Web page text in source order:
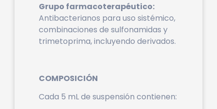
Grupo farmacoterapéutico:
Antibacterianos para uso sistémico,
combinaciones de sulfonamidas y
trimetoprima, incluyendo derivados.
COMPOSICIÓN
Cada 5 mL de suspensión contienen: